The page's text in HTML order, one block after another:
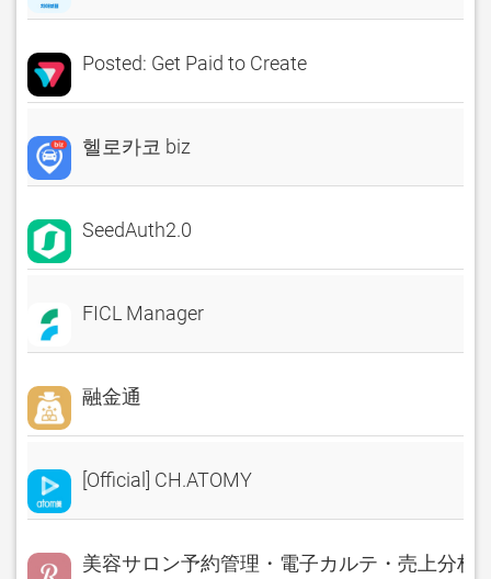
Posted: Get Paid to Create
헬로카코 biz
SeedAuth2.0
FICL Manager
融金通
[Official] CH.ATOMY
美容サロン予約管理・電子カルテ・売上分析